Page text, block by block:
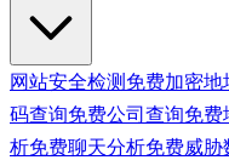
网站安全检测 免费加密地
码查询免费公司查询免费
析免费聊天分析免费威胁